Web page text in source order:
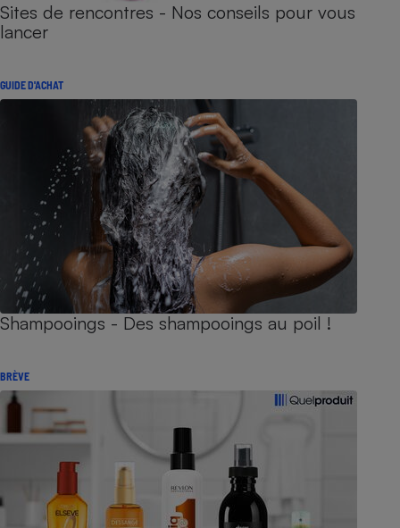
Sites de rencontres - Nos conseils pour vous
lancer
GUIDE D'ACHAT
Shampooings - Des shampooings au poil !
BRÈVE